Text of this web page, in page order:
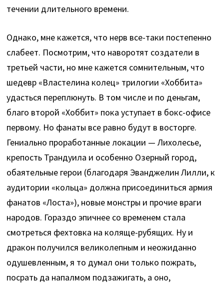
течении длительного времени.
Однако, мне кажется, что нерв все-таки постепенно
слабеет. Посмотрим, что наворотят создатели в
третьей части, но мне кажется сомнительным, что
шедевр «Властелина колец» трилогии «Хоббита»
удасться переплюнуть. В том числе и по деньгам,
благо второй «Хоббит» пока уступает в бокс-офисе
первому. Но фанаты все равно будут в восторге.
Гениально проработанные локации — Лихолесье,
крепость Трандуила и особенно Озерный город,
обаятельные герои (благодаря Эванджелин Лилли, к
аудитории «кольца» должна присоединиться армия
фанатов «Лоста»), новые монстры и прочие враги
народов. Гораздо эпичнее со временем стала
смотреться фехтовка на коляще-рубящих. Ну и
дракон получился великолепным и неожиданно
одушевленным, я то думал они только пожрать,
посрать да напалмом подзажигать, а оно,